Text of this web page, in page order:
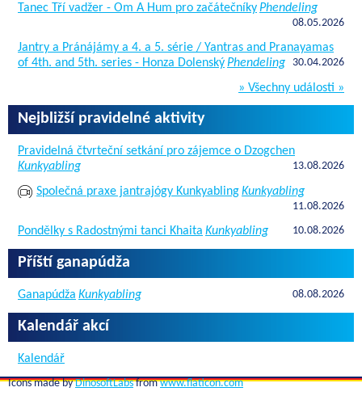
Tanec Tří vadžer - Om A Hum pro začátečníkyPhendeling
08.05.2026
Jantry a Pránájámy a 4. a 5. série / Yantras and Pranayamas
of 4th. and 5th. series - Honza DolenskýPhendeling 30.04.2026
» Všechny události »
Nejbližší pravidelné aktivity
Pravidelná čtvrteční setkání pro zájemce o Dzogchen
Kunkyabling
13.08.2026
Společná praxe jantrajógy KunkyablingKunkyabling
11.08.2026
Pondělky s Radostnými tanci Khaita Kunkyabling 10.08.2026
Příští ganapúdža
Ganapúdža Kunkyabling 08.08.2026
Kalendář akcí
Kalendář
Icons made byDinosoftLabsfromwww.flaticon.com